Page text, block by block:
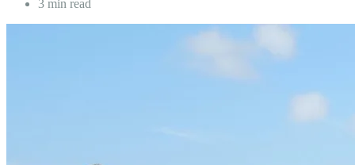
3 min read